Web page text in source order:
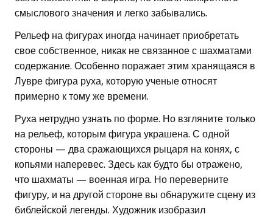
смыслового значения и легко забывались.
Рельеф на фигурах иногда начинает приобретать
свое собственное, никак не связанное с шахматами
содержание. Особенно поражает этим хранящаяся в
Лувре фигура руха, которую ученые относят
примерно к тому же времени.
Руха нетрудно узнать по форме. Но взгляните только
на рельеф, которым фигура украшена. С одной
стороны — два сражающихся рыцаря на конях, с
копьями наперевес. Здесь как будто бы отражено,
что шахматы — военная игра. Но переверните
фигуру, и на другой стороне вы обнаружите сцену из
библейской легенды. Художник изобразил